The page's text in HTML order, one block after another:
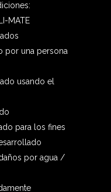
MATE
por una persona
usando el
para los fines
por agua /